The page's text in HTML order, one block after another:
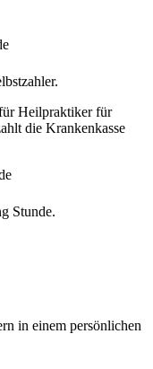
Heilpraktiker für
die Krankenkasse
Stunde.
in einem persönlichen